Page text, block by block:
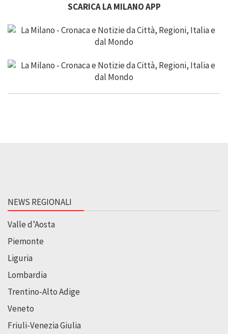
SCARICA LA MILANO APP
NEWS REGIONALI
Valle d’Aosta
Piemonte
Liguria
Lombardia
Trentino-Alto Adige
Veneto
Friuli-Venezia Giulia